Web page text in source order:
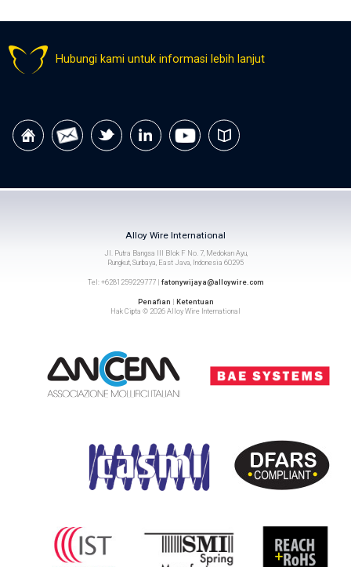
Hubungi kami untuk informasi lebih lanjut
Alloy Wire International
Jl. Putra Bangsa III Blok F No. 7, Medokan Ayu,
Rungkut, Surbaya, East Java, Indonesia 60295
Tel: +6281259229777 | fatonywijaya@alloywire.com
Penafian | Ketentuan
Hak Cipta © 2026 Alloy Wire International